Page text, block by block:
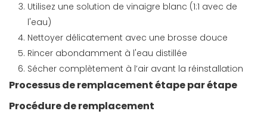
Utilisez une solution de vinaigre blanc (1:1 avec de
l'eau)
Nettoyer délicatement avec une brosse douce
Rincer abondamment à l'eau distillée
Sécher complètement à l’air avant la réinstallation
Processus de remplacement étape par étape
Procédure de remplacement